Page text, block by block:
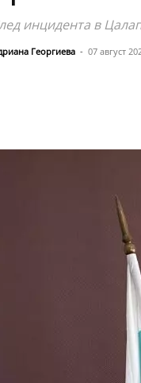
инцидента в
Георгиева - 07 август